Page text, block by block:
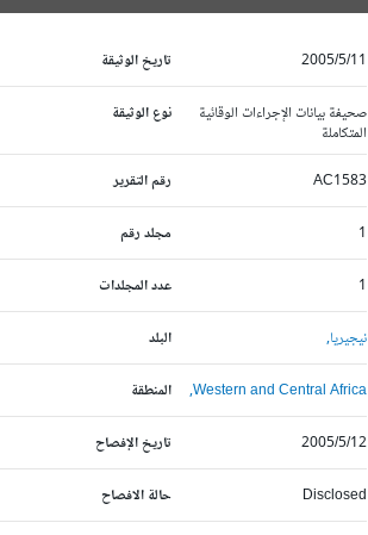
تاريخ الوثيقة 2005/5/11
نوع الوثيقة
صحيفة بيانات الإجراءات الوقائية
المتكاملة
رقم التقرير
AC1583
مجلد رقم 1
عدد المجلدات 1
البلد نيجيريا,
المنطقة Western and Central Africa,
تاريخ الإفصاح 2005/5/12
حالة الافصاح Disclosed